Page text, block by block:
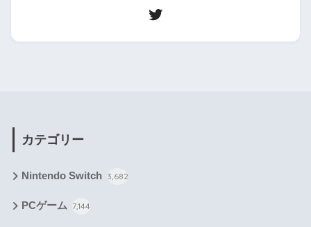
カテゴリー
Nintendo Switch 3,682
PCゲーム 7,144